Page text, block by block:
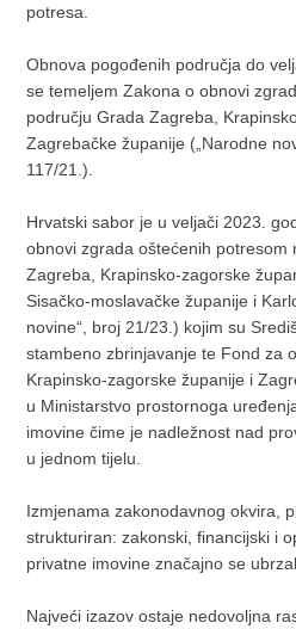
potresa.
Obnova pogođenih područja do
se temeljem Zakona o obnovi
području Grada Zagreba,
Zagrebačke županije („Narodne
117/21.).
Hrvatski sabor je u veljači 2023.
obnovi zgrada oštećenih potresom
Zagreba, Krapinsko-zagorske
Sisačko-moslavačke županije i
novine“, broj 21/23.) kojim su
stambeno zbrinjavanje te Fond za
Krapinsko-zagorske županije i
u Ministarstvo prostornoga
imovine čime je nadležnost nad
u jednom tijelu.
Izmjenama zakonodavnog okvira,
strukturiran: zakonski, financijski i
privatne imovine značajno se
Najveći izazov ostaje nedovoljna